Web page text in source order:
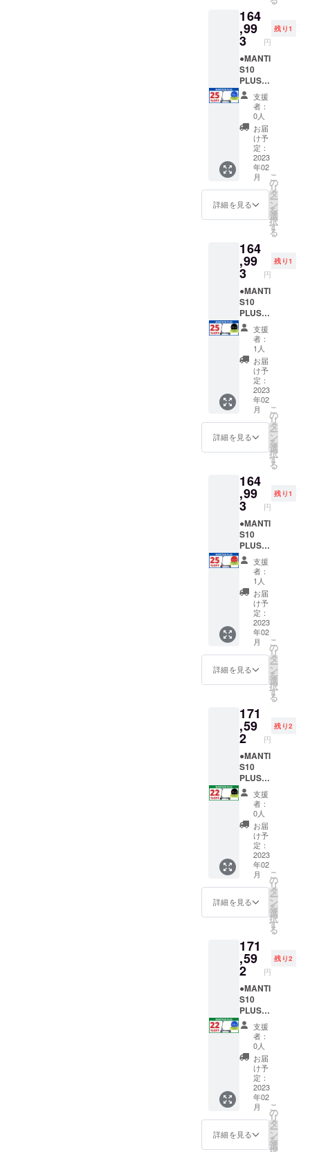
＆ペー
ストし
てくだ
さい。
↓ ↓ ↓ ↓
↓ ↓ ↓ ↓
↓ 「当
プロ
ジェク
トの 支
援者 で
ある私
は、事
前にナ
ンバー
プレー
ト登録
と、自
賠責保
険へ加
実行者
へ確認
写真を
送付し
ます」
「当電
動キッ
クボー
ドは、
原動機
付自転
車（原
付1種）
である
という
ことを
理解し
た上
で、道
路交通
守って
安全に
乗りま
す」 上
記2点に
ついて
同意し
ます。
↑ ↑ ↑ ↑
↑ ↑ ↑ ↑
↑
せん。
個人情
報は厳
守いた
しま
す。
※ 下記
の文章
をお読
みいた
だき、
ご理解
の上、
ご同意
される
場合
は、下
記の文
章を
【備考
コピー
＆ペー
ストし
てくだ
さい。
↓ ↓ ↓ ↓
↓ ↓ ↓ ↓
↓ 「当
プロ
ジェク
トの 支
援者 で
ある私
は、事
前にナ
ンバー
プレー
ト登録
と、自
賠責保
入し、
実行者
へ確認
写真を
送付し
ます」
「当電
動キッ
クボー
ドは、
原動機
付自転
車（原
付1種）
である
という
ことを
理解し
た上
で、道
法を
守って
安全に
乗りま
す」 上
記2点に
ついて
同意し
ます。
↑ ↑ ↑ ↑
↑ ↑ ↑ ↑
律上、
原動機
付自転
車（原
付1種）
となり
ます。
※ 【備
考欄】
の記載
がない
と支援
ができ
ませ
ん。ま
た製品
をお送
りする
ことが
できま
個人情
報は厳
守いた
しま
す。
※ 下記
の文章
をお読
みいた
だき、
ご理解
の上、
ご同意
される
場合
は、下
記の文
章を
【備考
欄】 へ
＆ペー
ストし
てくだ
さい。
↓ ↓ ↓ ↓
↓ ↓ ↓ ↓
↓ 「当
プロ
ジェク
トの 支
援者 で
ある私
は、事
前にナ
ンバー
プレー
ト登録
と、自
賠責保
険へ加
実行者
へ確認
写真を
送付し
ます」
「当電
動キッ
クボー
ドは、
原動機
付自転
車（原
付1種）
である
という
ことを
理解し
た上
で、道
路交通
守って
安全に
乗りま
す」 上
記2点に
ついて
同意し
ます。
↑ ↑ ↑ ↑
↑ ↑ ↑ ↑
↑
MANTI
S10
PLUSに
興味を
持ちご
支援い
ただけ
る方
へ、下
記を必
ずお読
みくだ
さい＞
MANTI
S10
PLUSは
公道仕
様の電
動キッ
クボー
す。法
律上、
原動機
付自転
車（原
付1種）
となり
ます。
※ 【備
考欄】
の記載
がない
と支援
ができ
ませ
ん。ま
た製品
をお送
りする
ことが
せん。
個人情
報は厳
守いた
しま
す。
※ 下記
の文章
をお読
みいた
だき、
ご理解
の上、
ご同意
される
場合
は、下
記の文
章を
【備考
コピー
＆ペー
ストし
てくだ
さい。
↓ ↓ ↓ ↓
↓ ↓ ↓ ↓
↓ 「当
プロ
ジェク
トの 支
援者 で
ある私
は、事
前にナ
ンバー
プレー
ト登録
と、自
賠責保
入し、
実行者
へ確認
写真を
送付し
ます」
「当電
動キッ
クボー
ドは、
原動機
付自転
車（原
付1種）
である
という
ことを
理解し
た上
ヤ：1台
※ナン
バープ
レート
登録に
必要な
原動機
付自転
車販売
証明書
は、
PDF形
式でご
登録の
メール
アドレ
ス宛に
お送り
いたし
ます。
＝＝ ＜
MANTI
S10
PLUSに
興味を
持ちご
支援い
ただけ
る方
へ、下
記を必
ずお読
みくだ
さい＞
MANTI
S10
PLUSは
公道仕
様の電
動キッ
ドで
す。法
律上、
原動機
付自転
車（原
付1種）
となり
ます。
※ 【備
考欄】
の記載
がない
と支援
ができ
ませ
ん。ま
た製品
をお送
りする
できま
せん。
個人情
報は厳
守いた
しま
す。
※ 下記
の文章
をお読
みいた
だき、
ご理解
の上、
ご同意
される
場合
は、下
記の文
章を
欄】 へ
コピー
＆ペー
ストし
てくだ
さい。
↓ ↓ ↓ ↓
↓ ↓ ↓ ↓
↓ 「当
プロ
ジェク
トの 支
援者 で
ある私
は、事
前にナ
ンバー
プレー
ト登録
込・送
料込）
※発送先
が北海
道・沖
縄県・
離島に
なる場
合は、
追加送
料が必
要で
す。配
送オプ
ション
を必ず
ご購入
下さい
レッド/
標準タ
台 ※ナ
ンバー
プレー
ト登録
に必要
な原動
機付自
転車販
売証明
書は、
PDF形
式でご
登録の
メール
アドレ
ス宛に
お送り
いたし
ます。
＝＝＝
MANTI
S10
PLUSに
興味を
持ちご
支援い
ただけ
る方
へ、下
記を必
ずお読
みくだ
さい＞
MANTI
S10
PLUSは
公道仕
様の電
動キッ
クボー
す。法
律上、
原動機
付自転
車（原
付1種）
となり
ます。
※ 【備
考欄】
の記載
がない
と支援
ができ
ませ
ん。ま
た製品
をお送
りする
ことが
せん。
個人情
報は厳
守いた
しま
す。
※ 下記
の文章
をお読
みいた
だき、
ご理解
の上、
ご同意
される
場合
は、下
記の文
章を
164
,99
3 円
残り1
●MANTI
S10
PLUS
＜
25％OF
F＞
【各色
限定1
台】 販
売予定
価格
￥219,9
90（税
込）
→
￥164,9
込・送
料込）
※発送先
が北海
道・沖
縄県・
離島に
なる場
合は、
追加送
料が必
要で
す。配
送オプ
ション
を必ず
ご購入
下さい
ブルー/
オフ
タイ
ヤ：1台
※ナン
バープ
レート
登録に
必要な
原動機
付自転
車販売
証明書
は、
PDF形
式でご
登録の
メール
アドレ
ス宛に
お送り
いたし
＝＝＝
＝＝ ＜
MANTI
S10
PLUSに
興味を
持ちご
支援い
ただけ
る方
へ、下
記を必
ずお読
みくだ
さい＞
MANTI
S10
PLUSは
公道仕
様の電
クボー
ドで
す。法
律上、
原動機
付自転
車（原
付1種）
となり
ます。
※ 【備
考欄】
の記載
がない
と支援
ができ
ませ
ん。ま
た製品
支援
者：
0人
お届
け予
定：
2023
年02
月
詳細を見る
こ
の
リ
タ
ー
ン
を
選
択
す
る
164
,99
3 円
残り1
●MANTI
S10
PLUS
＜
25％OF
F＞
【各色
限定1
台】 販
売予定
価格
￥219,9
90（税
込）
→
￥164,9
込・送
料込）
※発送先
が北海
道・沖
縄県・
離島に
なる場
合は、
追加送
料が必
要で
す。配
送オプ
ション
を必ず
ご購入
下さい
ブラッ
ク/オフ
タイ
ヤ：1台
※ナン
バープ
レート
登録に
必要な
原動機
付自転
車販売
証明書
は、
PDF形
式でご
登録の
メール
アドレ
ス宛に
お送り
いたし
＝＝＝
＝＝ ＜
MANTI
S10
PLUSに
興味を
持ちご
支援い
ただけ
る方
へ、下
記を必
ずお読
みくだ
さい＞
MANTI
S10
PLUSは
公道仕
支援
者：
1人
お届
け予
定：
2023
年02
月
詳細を見る
こ
の
リ
タ
ー
ン
を
選
択
す
る
164
,99
3 円
残り1
●MANTI
S10
PLUS
＜
25％OF
F＞
【各色
限定1
台】 販
売予定
価格
￥219,9
90（税
込）
→
￥164,9
込・送
料込）
※発送先
が北海
道・沖
縄県・
離島に
なる場
合は、
追加送
料が必
要で
す。配
送オプ
ション
を必ず
ご購入
下さい
レッド/
オフ
タイヤ
：1台 ※
ナン
バープ
レート
登録に
必要な
原動機
付自転
車販売
証明書
は、
PDF形
式でご
登録の
メール
アドレ
ス宛に
お送り
支援
者：
1人
お届
け予
定：
2023
年02
月
詳細を見る
こ
の
リ
タ
ー
ン
を
選
択
す
る
171
,59
2 円
残り2
●MANTI
S10
PLUS＜
22％OF
F＞
【各色
限定2
台】 販
売予定
価格
￥219,9
90（税
込）
→
￥171,5
92（税
料込）
※発送先
が北海
道・沖
縄県・
離島に
なる場
合は、
追加送
料が必
要で
す。配
送オプ
ション
を必ず
ご購入
下さ
い。 ブ
ラック/
支援
者：
0人
お届
け予
定：
2023
年02
月
詳細を見る
こ
の
リ
タ
ー
ン
を
選
択
す
る
171
,59
2 円
残り2
●MANTI
S10
PLUS＜
22％OF
F＞
【各色
限定2
台】 販
売予定
価格
￥219,9
90（税
込）
→
￥171,5
支援
者：
0人
お届
け予
定：
2023
年02
月
詳細を見る
こ
の
リ
タ
ー
ン
を
選